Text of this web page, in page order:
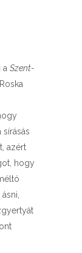
a Szent-
sírásás
azért
hogy